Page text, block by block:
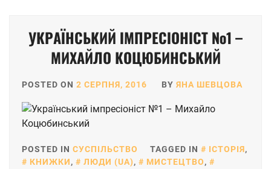
УКРАЇНСЬКИЙ ІМПРЕСІОНІСТ №1 –
МИХАЙЛО КОЦЮБИНСЬКИЙ
POSTED ON 2 СЕРПНЯ, 2016 BY ЯНА ШЕВЦОВА
POSTED IN СУСПІЛЬСТВО TAGGED IN ІСТОРІЯ,
КНИЖКИ, ЛЮДИ (UA), МИСТЕЦТВО,